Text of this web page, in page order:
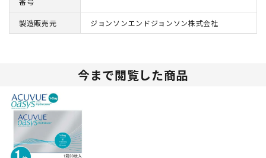
製造販売元 ジョンソンエンドジョンソン株式会社
今まで閲覧した商品